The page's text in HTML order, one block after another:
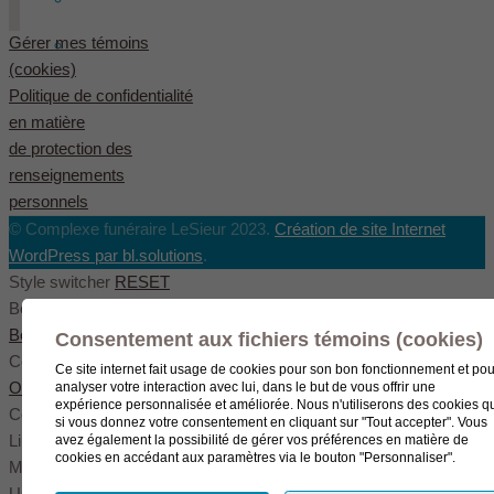
English(Anglais
Gérer mes témoins
(cookies)
Politique de confidentialité
en matière
de protection des
renseignements
personnels
© Complexe funéraire LeSieur 2023. Création de site Internet
WordPress par bl.solutions.
Style switcher RESET
Body styles
Boxed
Wide Fullwide
Color scheme
Original Blue Green
Color settings
Link color
Menu color
Consentement aux fichiers témoins (cookies)
Ce site internet fait usage de cookies pour son bon fonctionnement et
analyser votre interaction avec lui, dans le but de vous offrir une
expérience personnalisée et améliorée. Nous n'utiliserons des cookies
si vous donnez votre consentement en cliquant sur "Tout accepter". Vous
avez également la possibilité de gérer vos préférences en matière de
cookies en accédant aux paramètres via le bouton "Personnaliser".